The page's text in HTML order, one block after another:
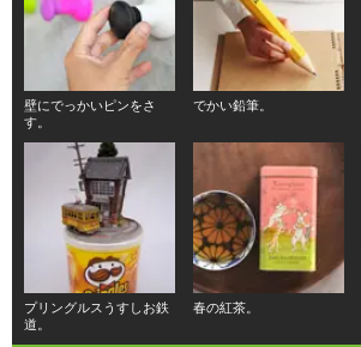
壁にでっかいピンをさ
す。
でかい鉛筆。
プリングルスうすしお鉄
道。
春の紅茶。